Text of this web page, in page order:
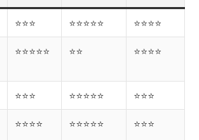
⭐⭐⭐ ⭐⭐⭐⭐⭐ ⭐⭐⭐⭐
⭐⭐⭐⭐⭐ ⭐⭐ ⭐⭐⭐⭐
⭐⭐⭐ ⭐⭐⭐⭐⭐ ⭐⭐⭐
⭐⭐⭐⭐ ⭐⭐⭐⭐⭐ ⭐⭐⭐